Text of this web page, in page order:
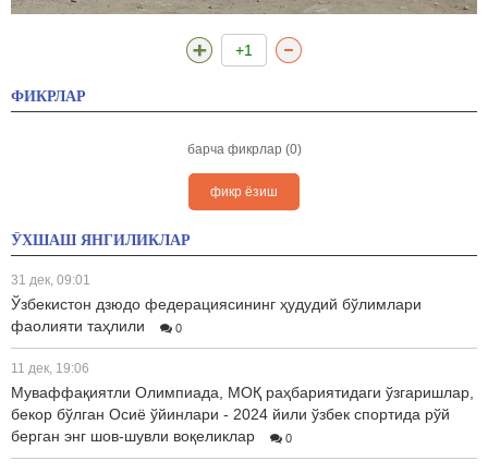
+1
ФИКРЛАР
барча фикрлар (0)
фикр ёзиш
ЎХШАШ ЯНГИЛИКЛАР
31 дек, 09:01
Ўзбекистон дзюдо федерациясининг ҳудудий бўлимлари
фаолияти таҳлили
0
11 дек, 19:06
Муваффақиятли Олимпиада, МОҚ раҳбариятидаги ўзгаришлар,
бекор бўлган Осиё ўйинлари - 2024 йили ўзбек спортида рўй
берган энг шов-шувли воқеликлар
0